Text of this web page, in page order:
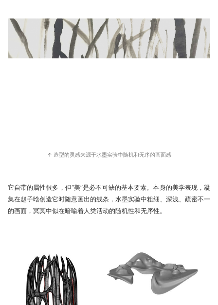
↑ 造型的灵感来源于水墨实验中随机和无序的画面感
它自带的属性很多，但“美”是必不可缺的基本要素。本身的美学表现，凝
集在赵子晗创造它时随意画出的线条，水墨实验中粗细、深浅、疏密不一
的画面，冥冥中似在暗喻着人类活动的随机性和无序性。